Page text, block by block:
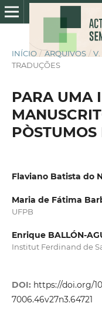
INÍCIO / ARQUIVOS /
TRADUÇÕES
PARA UMA
Flaviano Batista do
Maria de Fátima
UFPB
Enrique BALLÓN-
Institut Ferdinand de
DOI: https://doi.org/
7006.46v27n3.64721